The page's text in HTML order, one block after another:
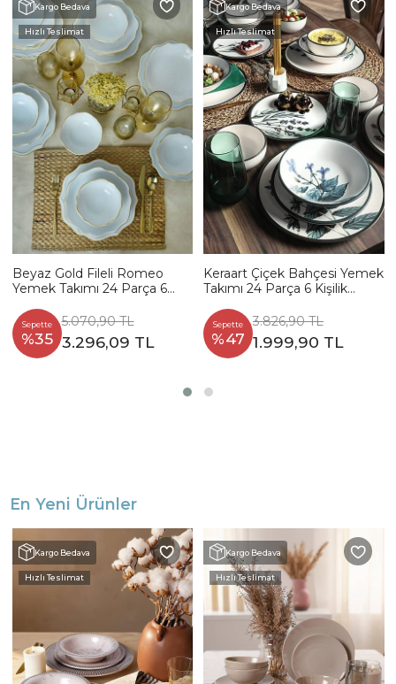
Kargo Bedava
Hızlı Teslimat
Beyaz Gold Fileli Romeo
Yemek Takımı 24 Parça 6
Sepette
%35
5.070,90 TL
3.296,09 TL
Kargo Bedava
Hızlı Teslimat
Keraart Çiçek Bahçesi Yemek
Takımı 24 Parça 6 Kişilik
Sepette
%47
3.826,90 TL
1.999,90 TL
En Yeni Ürünler
Kargo Bedava
Hızlı Teslimat
Kargo Bedava
Hızlı Teslimat